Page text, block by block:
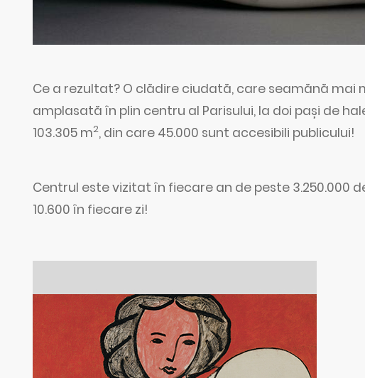
Ce a rezultat? O clădire ciudată, care seamănă mai
amplasată în plin centru al Parisului, la doi pași de
103.305 m2, din care 45.000 sunt accesibili publicului!
Centrul este vizitat în fiecare an de peste 3.250.000
10.600 în fiecare zi!